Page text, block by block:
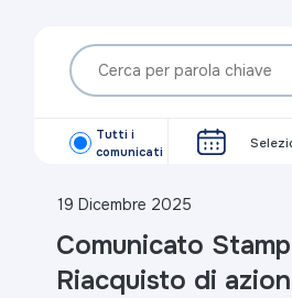
Tutti i
comunicati
19 Dicembre 2025
Comunicato
Riacquisto di